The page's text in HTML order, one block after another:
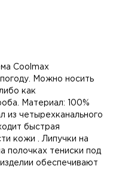
Coolmax
Можно носить
как
Материал: 100%
из четырехканального
быстрая
кожи . Липучки на
полочках тениски под
обеспечивают